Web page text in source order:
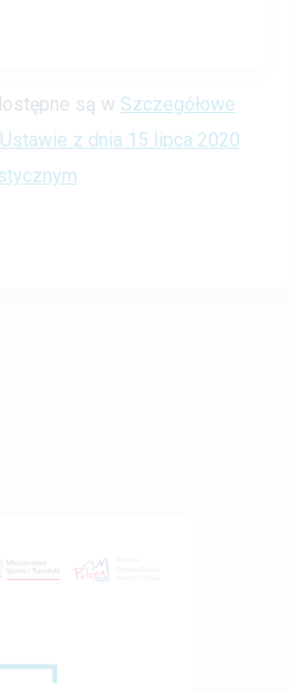
są w Szczegółowe
z dnia 15 lipca 2020